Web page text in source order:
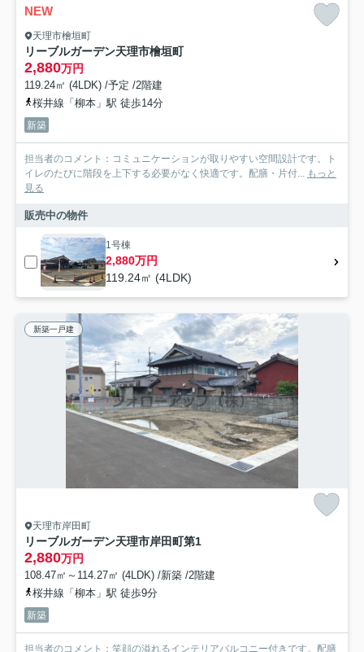
NEW
天理市檜垣町
リーブルガーデン天理市檜垣町
2,880万円
119.24㎡ (4LDK) /予定 /2階建
桜井線「柳本」駅 徒歩14分
新築
担当者のコメント：コミュニケーションが取りやすい空間設計です。ト
イレのたびに階段を上下する必要がなく快適です。配膳・片付... もっと
見る
販売中の物件
1号棟
2,880万円
119.24㎡ (4LDK)
新築一戸建
天理市岸田町
リーブルガーデン天理市岸田町第1
2,880万円
108.47㎡～114.27㎡ (4LDK) /新築 /2階建
桜井線「柳本」駅 徒歩9分
新築
担当者のコメント：笑顔の溢れるインテリアバルコニー付きです。配膳